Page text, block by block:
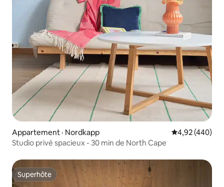
Appartement · Nordkapp Note
4,92 (440)
Studio privé spacieux - 30 min de North Cape
Superhôte
Superhôte